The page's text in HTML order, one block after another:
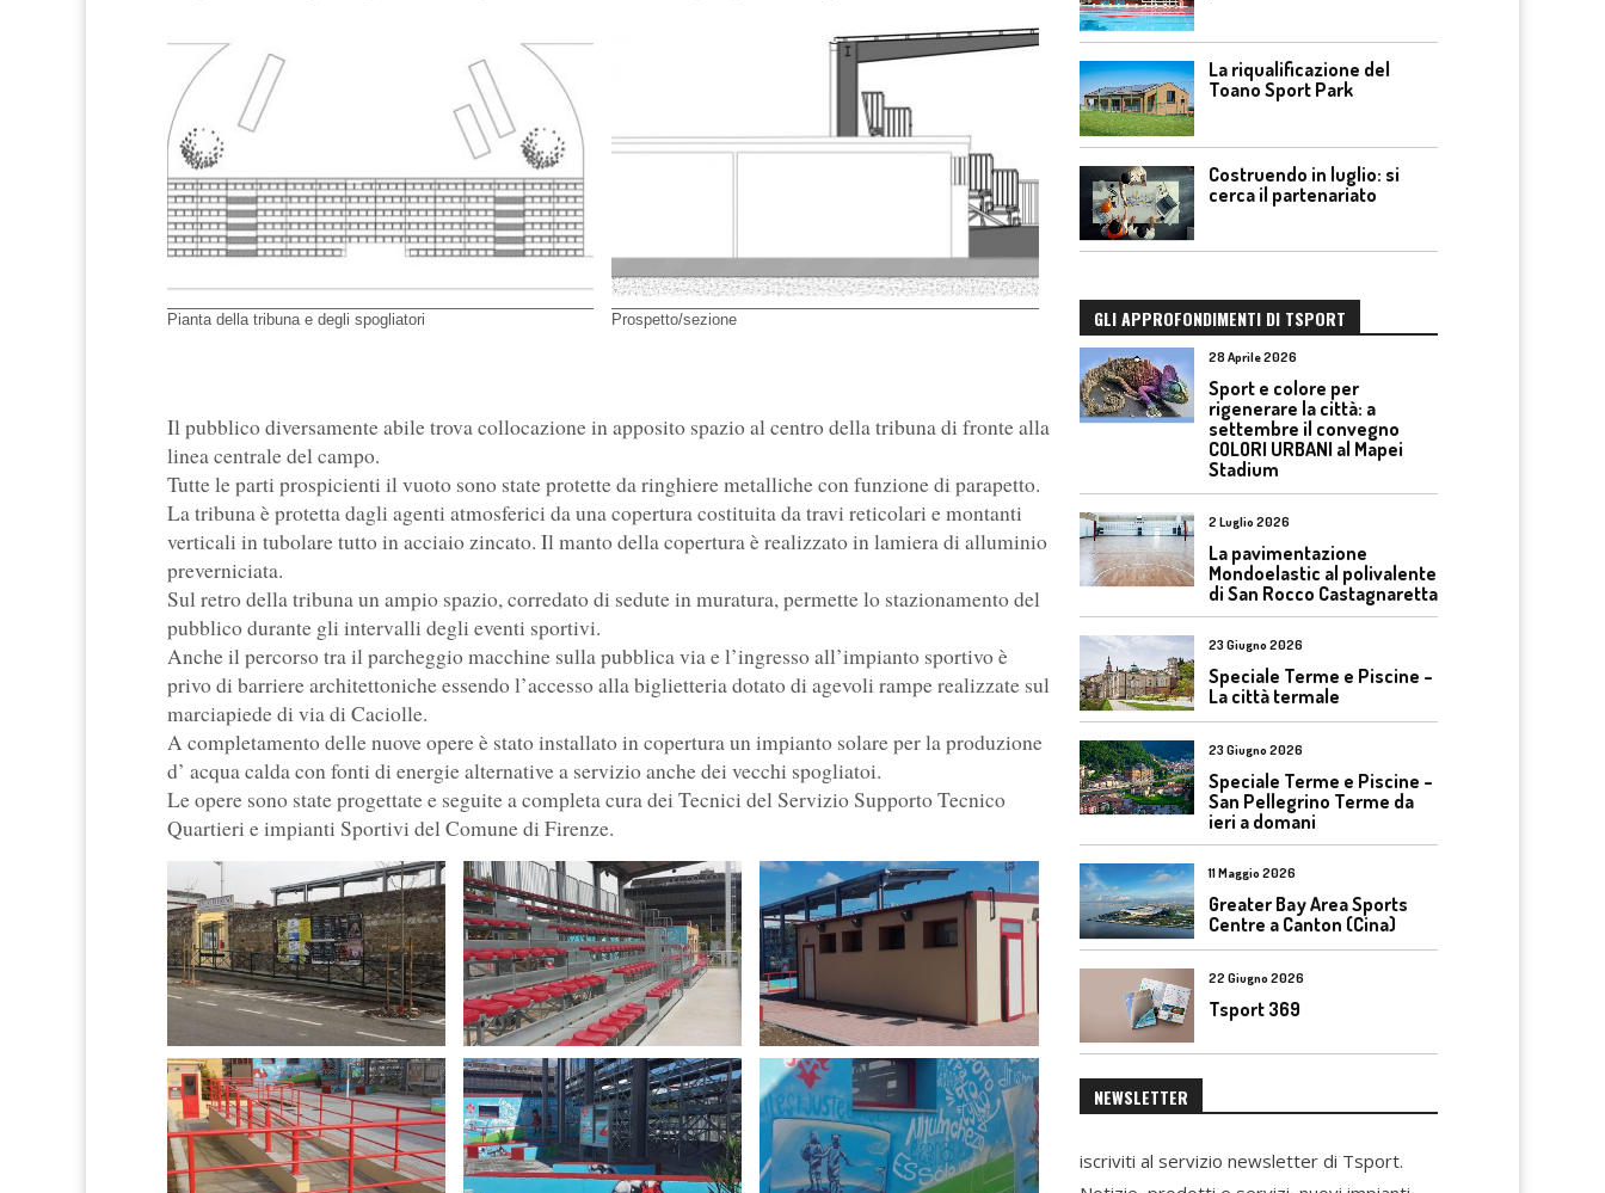
Pianta della tribuna e degli spogliatori Prospetto/sezione
Il pubblico diversamente abile trova collocazione in apposito spazio al centro della tribuna di fronte alla
linea centrale del campo.
Tutte le parti prospicienti il vuoto sono state protette da ringhiere metalliche con funzione di parapetto.
La tribuna è protetta dagli agenti atmosferici da una copertura costituita da travi reticolari e montanti
verticali in tubolare tutto in acciaio zincato. Il manto della copertura è realizzato in lamiera di alluminio
preverniciata.
Sul retro della tribuna un ampio spazio, corredato di sedute in muratura, permette lo stazionamento del
pubblico durante gli intervalli degli eventi sportivi.
Anche il percorso tra il parcheggio macchine sulla pubblica via e l’ingresso all’impianto sportivo è
privo di barriere architettoniche essendo l’accesso alla biglietteria dotato di agevoli rampe realizzate sul
marciapiede di via di Caciolle.
A completamento delle nuove opere è stato installato in copertura un impianto solare per la produzione
d’ acqua calda con fonti di energie alternative a servizio anche dei vecchi spogliatoi.
Le opere sono state progettate e seguite a completa cura dei Tecnici del Servizio Supporto Tecnico
Quartieri e impianti Sportivi del Comune di Firenze.
La riqualificazione del
Toano Sport Park
Costruendo in luglio: si
cerca il partenariato
GLI APPROFONDIMENTI DI TSPORT
28 Aprile 2026
Sport e colore per
rigenerare la città: a
settembre il convegno
COLORI URBANI al Mapei
Stadium
2 Luglio 2026
La pavimentazione
Mondoelastic al polivalente
di San Rocco Castagnaretta
23 Giugno 2026
Speciale Terme e Piscine –
La città termale
23 Giugno 2026
Speciale Terme e Piscine –
San Pellegrino Terme da
ieri a domani
11 Maggio 2026
Greater Bay Area Sports
Centre a Canton (Cina)
22 Giugno 2026
Tsport 369
NEWSLETTER
iscriviti al servizio newsletter di Tsport.